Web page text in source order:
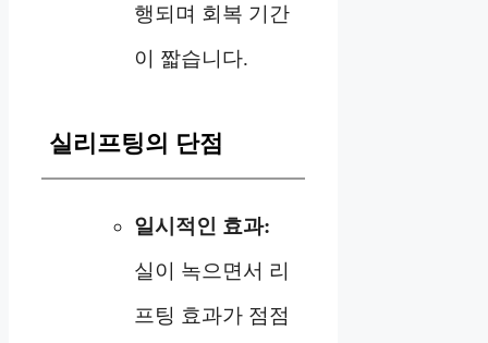
행되며 회복 기간
이 짧습니다.
실리프팅의 단점
일시적인 효과:
실이 녹으면서 리
프팅 효과가 점점